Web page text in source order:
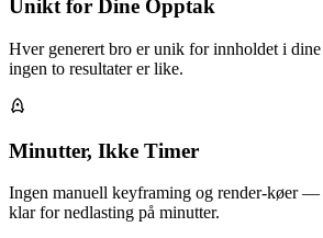
Unikt for Dine Opptak
Hver generert bro er unik for innholdet i
ingen to resultater er like.
Minutter, Ikke Timer
Ingen manuell keyframing og render-køer —
klar for nedlasting på minutter.